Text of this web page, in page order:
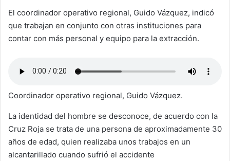
El coordinador operativo regional, Guido Vázquez, indicó
que trabajan en conjunto con otras instituciones para
contar con más personal y equipo para la extracción.
Coordinador operativo regional, Guido Vázquez.
La identidad del hombre se desconoce, de acuerdo con la
Cruz Roja se trata de una persona de aproximadamente 30
años de edad, quien realizaba unos trabajos en un
alcantarillado cuando sufrió el accidente